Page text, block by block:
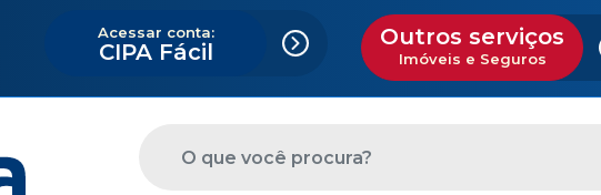
Acessar conta:
CIPA Fácil
Outros serviços
Imóveis e Seguros